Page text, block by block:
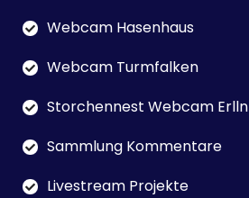
Webcam Hasenhaus
Webcam Turmfalken
Storchennest Webcam Erlln
Sammlung Kommentare
Livestream Projekte